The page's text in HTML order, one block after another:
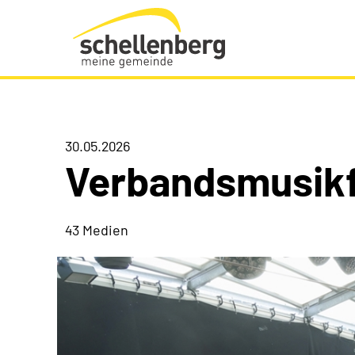
Gemeinde Schellenberg Startseite
30.05.2026
43 Medien